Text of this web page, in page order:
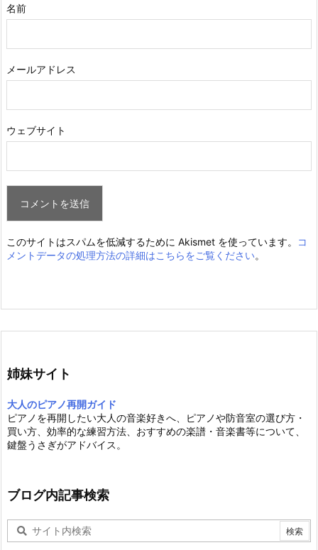
名前
メールアドレス
ウェブサイト
このサイトはスパムを低減するために Akismet を使っています。
コ
メントデータの処理方法の詳細はこちらをご覧ください。
姉妹サイト
大人のピアノ再開ガイド
ピアノを再開したい大人の音楽好きへ、ピアノや防音室の選び方・
買い方、効率的な練習方法、おすすめの楽譜・音楽書等について、
鍵盤うさぎがアドバイス。
ブログ内記事検索